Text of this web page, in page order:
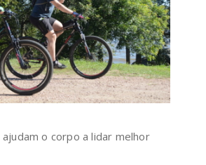
o corpo a lidar melhor